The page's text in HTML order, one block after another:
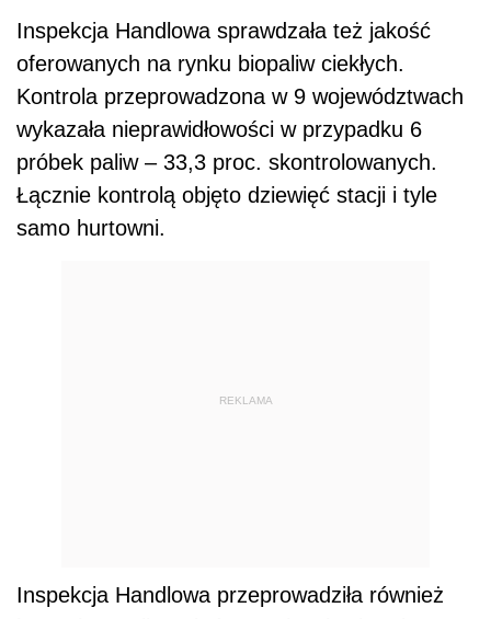
Inspekcja Handlowa sprawdzała też jakość
oferowanych na rynku biopaliw ciekłych.
Kontrola przeprowadzona w 9 województwach
wykazała nieprawidłowości w przypadku 6
próbek paliw – 33,3 proc. skontrolowanych.
Łącznie kontrolą objęto dziewięć stacji i tyle
samo hurtowni.
REKLAMA
Inspekcja Handlowa przeprowadziła również